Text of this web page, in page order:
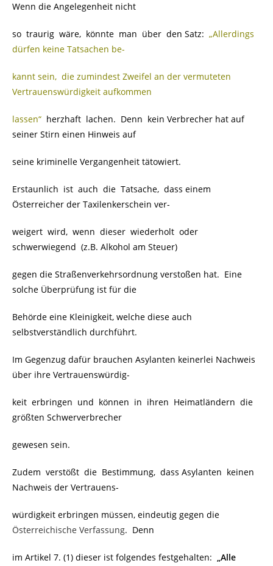
Wenn die Angelegenheit nicht
so traurig wäre, könnte man über den Satz: „Allerdings
dürfen keine Tatsachen be-
kannt sein, die zumindest Zweifel an der vermuteten
Vertrauenswürdigkeit aufkommen
lassen“ herzhaft lachen. Denn kein Verbrecher hat auf
seiner Stirn einen Hinweis auf
seine kriminelle Vergangenheit tätowiert.
Erstaunlich ist auch die Tatsache, dass einem
Österreicher der Taxilenkerschein ver-
weigert wird, wenn dieser wiederholt oder
schwerwiegend (z.B. Alkohol am Steuer)
gegen die Straßenverkehrsordnung verstoßen hat. Eine
solche Überprüfung ist für die
Behörde eine Kleinigkeit, welche diese auch
selbstverständlich durchführt.
Im Gegenzug dafür brauchen Asylanten keinerlei Nachweis
über ihre Vertrauenswürdig-
keit erbringen und können in ihren Heimatländern die
größten Schwerverbrecher
gewesen sein.
Zudem verstößt die Bestimmung, dass Asylanten keinen
Nachweis der Vertrauens-
würdigkeit erbringen müssen, eindeutig gegen die
Österreichische Verfassung. Denn
im Artikel 7. (1) dieser ist folgendes festgehalten: „Alle